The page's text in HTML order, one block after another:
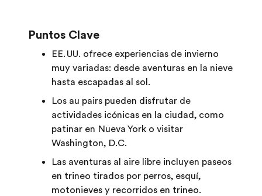
Puntos Clave
EE. UU. ofrece experiencias de invierno
muy variadas: desde aventuras en la nieve
hasta escapadas al sol.
Los au pairs pueden disfrutar de
actividades icónicas en la ciudad, como
patinar en Nueva York o visitar
Washington, D.C.
Las aventuras al aire libre incluyen paseos
en trineo tirados por perros, esquí,
motonieves y recorridos en trineo.